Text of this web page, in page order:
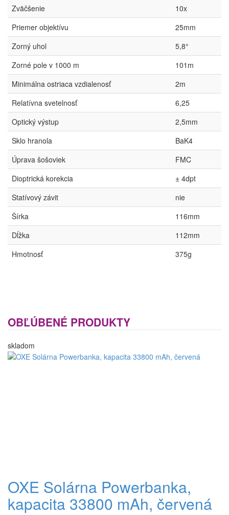
Zväčšenie
10x
Priemer objektívu
25mm
Zorný uhol
5,8°
Zorné pole v 1000 m
101m
Minimálna ostriaca vzdialenosť
2m
Relatívna svetelnosť
6,25
Optický výstup
2,5mm
Sklo hranola
BaK4
Úprava šošoviek
FMC
Dioptrická korekcia
± 4dpt
Statívový závit
nie
Šírka
116mm
Dĺžka
112mm
Hmotnosť
375g
OBĽÚBENÉ PRODUKTY
skladom
OXE Solárna Powerbanka,
kapacita 33800 mAh, červená